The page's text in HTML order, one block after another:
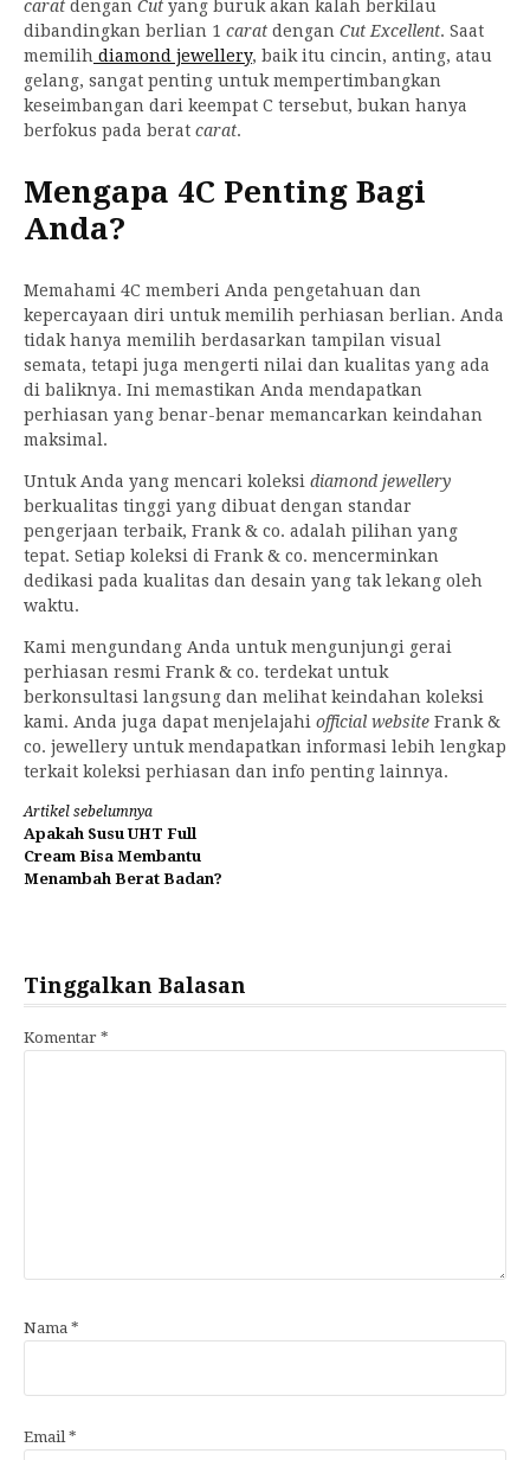
carat dengan Cut yang buruk akan kalah berkilau
dibandingkan berlian 1 carat dengan Cut Excellent. Saat
memilih diamond jewellery, baik itu cincin, anting, atau
gelang, sangat penting untuk mempertimbangkan
keseimbangan dari keempat C tersebut, bukan hanya
berfokus pada berat carat.
Mengapa 4C Penting Bagi
Anda?
Memahami 4C memberi Anda pengetahuan dan
kepercayaan diri untuk memilih perhiasan berlian. Anda
tidak hanya memilih berdasarkan tampilan visual
semata, tetapi juga mengerti nilai dan kualitas yang ada
di baliknya. Ini memastikan Anda mendapatkan
perhiasan yang benar-benar memancarkan keindahan
maksimal.
Untuk Anda yang mencari koleksi diamond jewellery
berkualitas tinggi yang dibuat dengan standar
pengerjaan terbaik, Frank & co. adalah pilihan yang
tepat. Setiap koleksi di Frank & co. mencerminkan
dedikasi pada kualitas dan desain yang tak lekang oleh
waktu.
Kami mengundang Anda untuk mengunjungi gerai
perhiasan resmi Frank & co. terdekat untuk
berkonsultasi langsung dan melihat keindahan koleksi
kami. Anda juga dapat menjelajahi official website Frank &
co. jewellery untuk mendapatkan informasi lebih lengkap
terkait koleksi perhiasan dan info penting lainnya.
Lanjut
Membaca
Artikel sebelumnya
Apakah Susu UHT Full
Cream Bisa Membantu
Menambah Berat Badan?
Tinggalkan Balasan
Komentar *
Nama *
Email*